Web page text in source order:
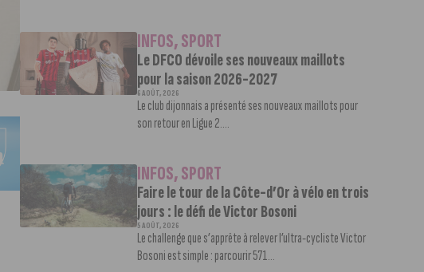
INFOS,SPORT
Le DFCO dévoile ses nouveaux maillots
pour la saison 2026-2027
6 AOÛT, 2026
Le club dijonnais a présenté ses nouveaux maillots pour
son retour en Ligue 2....
INFOS,SPORT
Faire le tour de la Côte-d’Or à vélo en trois
jours : le défi de Victor Bosoni
5 AOÛT, 2026
Le challenge que s’apprête à relever l’ultra-cycliste Victor
Bosoni est simple : parcourir 571...